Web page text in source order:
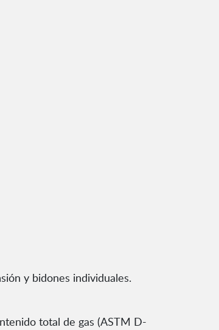
y bidones individuales.
total de gas (ASTM D-